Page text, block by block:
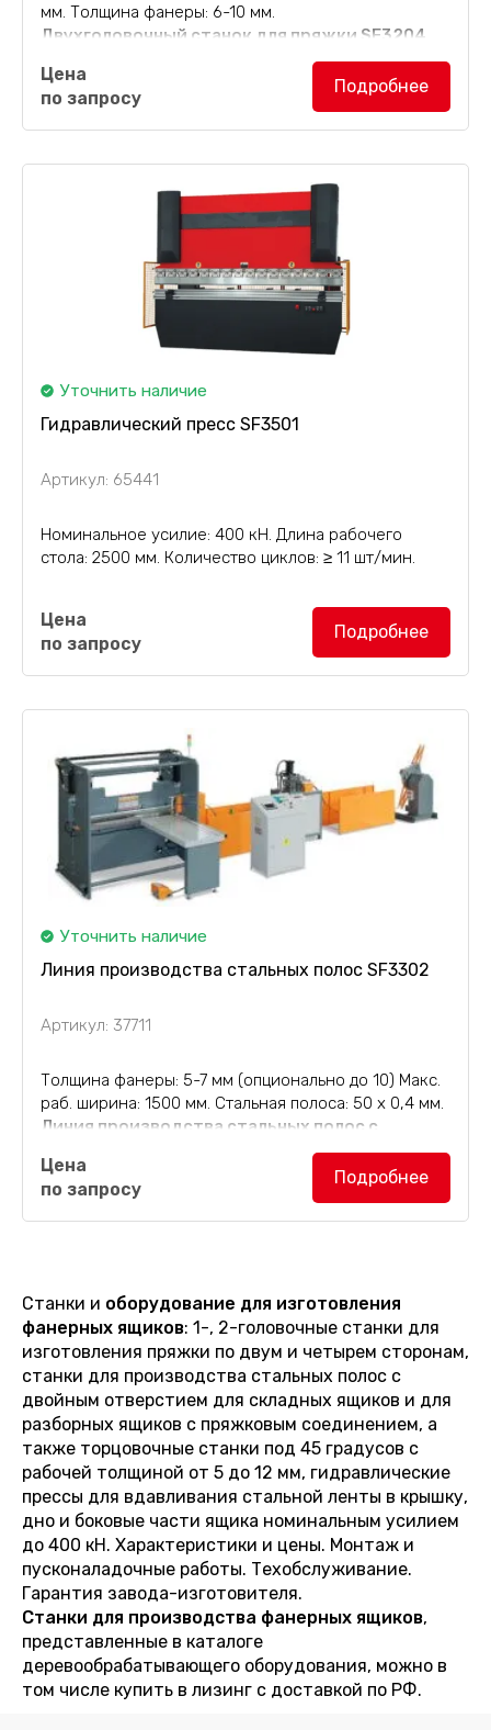
мм. Толщина фанеры: 6-10 мм.
Двухголовочный станок для пряжки SF3204
(пряжный станок) используется для изготовления и
впрессовывания пряжки типа 'мама' или 'папа' в...
Цена
по запросу
Подробнее
Уточнить наличие
Гидравлический пресс SF3501
Артикул: 65441
Номинальное усилие: 400 кН. Длина рабочего
стола: 2500 мм. Количество циклов: ≥ 11 шт/мин.
, с номинальным
усилием 400 кН, переделан из листогибочного
станка. Пресс используется для вдавливания
стальной ленты...
Цена
по запросу
Подробнее
Уточнить наличие
Линия производства стальных полос SF3302
Артикул: 37711
Толщина фанеры: 5-7 мм (опционально до 10) Макс.
раб. ширина: 1500 мм. Стальная полоса: 50 х 0,4 мм.
Линия производства стальных полос с
производительностью 200 шт./смену (8 часов).
Скорость...
Цена
по запросу
Подробнее
Станки и оборудование для изготовления
фанерных ящиков: 1-, 2-головочные станки для
изготовления пряжки по двум и четырем сторонам,
станки для производства стальных полос с
двойным отверстием для складных ящиков и для
разборных ящиков с пряжковым соединением, а
также торцовочные станки под 45 градусов с
рабочей толщиной от 5 до 12 мм, гидравлические
прессы для вдавливания стальной ленты в крышку,
дно и боковые части ящика номинальным усилием
до 400 кН. Характеристики и цены. Монтаж и
пусконаладочные работы. Техобслуживание.
Гарантия завода-изготовителя.
Станки для производства фанерных ящиков,
представленные в каталоге
деревообрабатывающего оборудования, можно в
том числе купить в лизинг с доставкой по РФ.